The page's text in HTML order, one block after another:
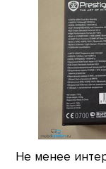
Не менее